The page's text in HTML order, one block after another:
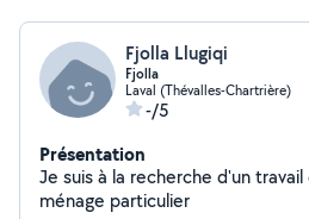
Fjolla Llugiqi
Fjolla
Laval (Thévalles-Chartrière)
-/5
Présentation
Je suis à la recherche d'un
ménage particulier